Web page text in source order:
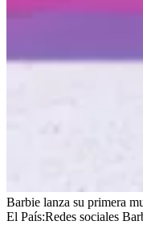
Barbie lanza su primera
El País:Redes sociales